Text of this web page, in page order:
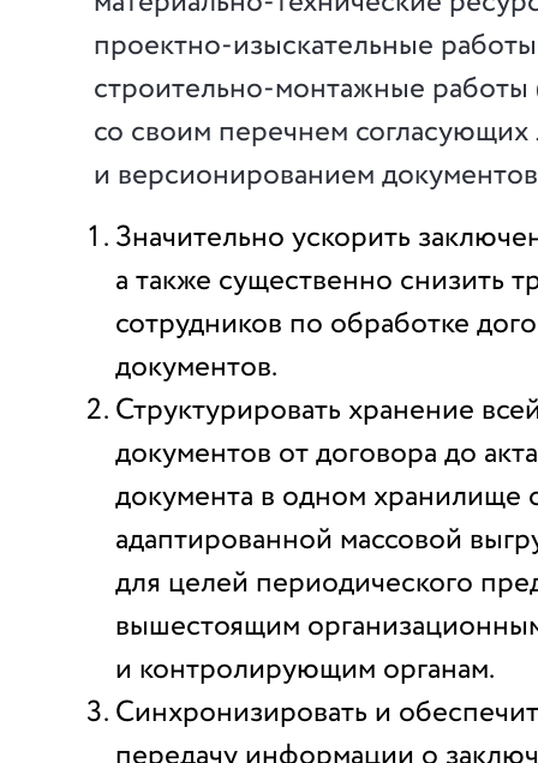
проектно-изыскательные
строительно-монтажные
со своим перечнем
и версионированием
Значительно ускорить
а также существенно снизить
сотрудников по обработке
документов.
Структурировать хранение
документов от договора до
документа в одном хранилище
адаптированной массовой
для целей периодического
вышестоящим
и контролирующим органам.
Синхронизировать и